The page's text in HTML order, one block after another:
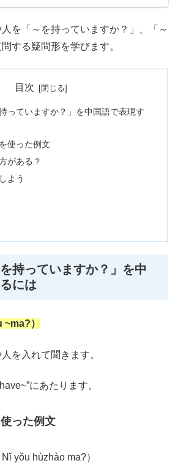
を「～を持っていますか？」、「～
する疑問形を学びます。
目次
っていますか？」を中国語で表現す
使った例文
がある？
よう
を持っていますか？」を中
には
）
を入れて聞きます。
にあたります。
った例文
yǒu hùzhào ma?）